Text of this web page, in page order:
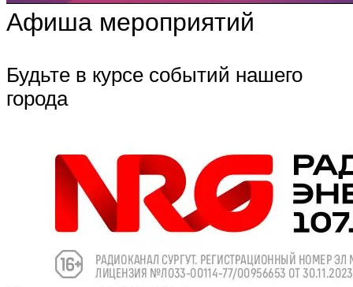
Афиша мероприятий
Будьте в курсе событий нашего
города